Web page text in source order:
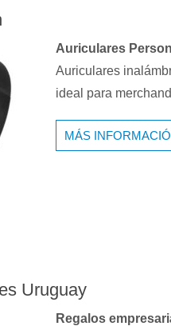
Auriculares
Auriculares
ideal para
MÁS
Uruguay
Regalos